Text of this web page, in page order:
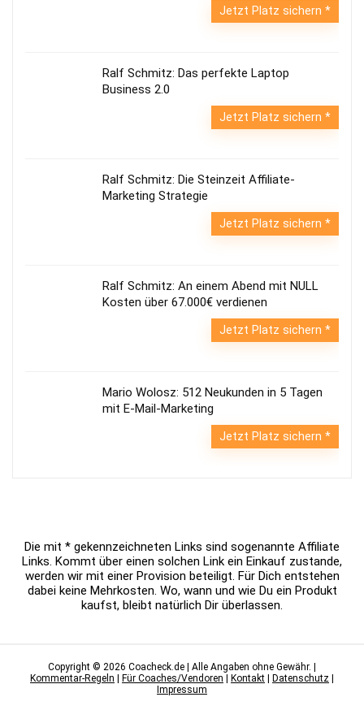
Jetzt Platz sichern
Ralf Schmitz: Das perfekte Laptop
Business 2.0
Jetzt Platz sichern
Ralf Schmitz: Die Steinzeit Affiliate-
Marketing Strategie
Jetzt Platz sichern
Ralf Schmitz: An einem Abend mit NULL
Kosten über 67.000€ verdienen
Jetzt Platz sichern
Mario Wolosz: 512 Neukunden in 5 Tagen
mit E-Mail-Marketing
Jetzt Platz sichern
Die mit * gekennzeichneten Links sind sogenannte Affiliate
Links. Kommt über einen solchen Link ein Einkauf zustande,
werden wir mit einer Provision beteiligt. Für Dich entstehen
dabei keine Mehrkosten. Wo, wann und wie Du ein Produkt
kaufst, bleibt natürlich Dir überlassen.
Copyright © 2026 Coacheck.de | Alle Angaben ohne Gewähr. |
Kommentar-Regeln
Für Coaches/Vendoren Kontakt Datenschutz
Impressum